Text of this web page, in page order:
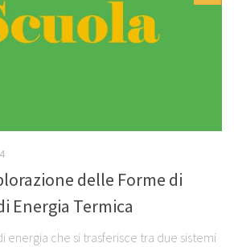
delle Forme di
Energia Termica
energia che si trasferisce tra due sistemi